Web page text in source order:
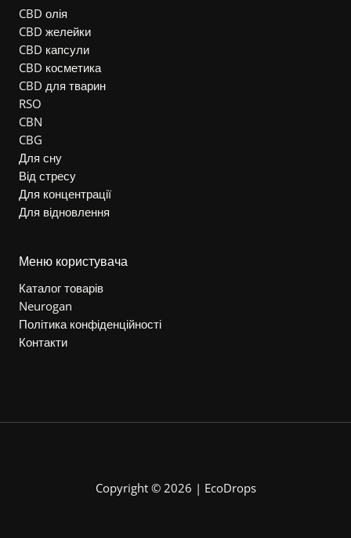
CBD олія
CBD желейки
CBD капсули
CBD косметика
CBD для тварин
RSO
CBN
CBG
Для сну
Від стресу
Для концентрації
Для відновлення
Меню користувача
Каталог товарів
Neurogan
Політика конфіденційності
Контакти
Copyright © 2026 | EcoDrops